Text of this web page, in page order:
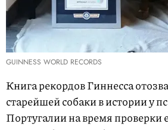
GUINNESS WORLD RECORDS
Книга рекордов Гиннесса
старейшей собаки в истории у
Португалии на время проверки